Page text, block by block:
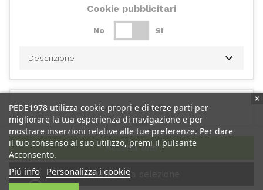
PEDE1978 utilizza cookie propri e di terze parti per
migliorare la tua esperienza di navigazione e per
mostrare inserzioni relative alle tue preferenze. Per dare
il tuo consenso al suo utilizzo, premi il pulsante
Acconsento.
Piú info Personalizza i cookie
Cookie pubblicitari
No Sì
Descrizione
Cookie di analisi
No Sì
Descrizione
Accettare la selezione
Accetta tutti